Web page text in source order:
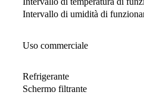
Intervallo di umidità di
Uso commerciale
Refrigerante
Schermo filtrante